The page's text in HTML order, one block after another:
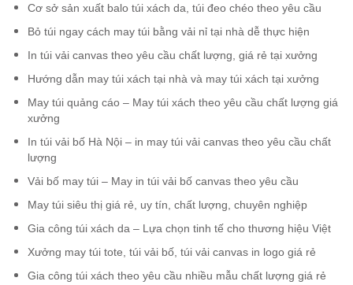
Cơ sở sản xuất balo túi xách da, túi đeo chéo theo yêu cầu
Bỏ túi ngay cách may túi bằng vải nỉ tại nhà dễ thực hiện
In túi vải canvas theo yêu cầu chất lượng, giá rẻ tại xưởng
Hướng dẫn may túi xách tại nhà và may túi xách tại xưởng
May túi quảng cáo – May túi xách theo yêu cầu chất lượng giá
xưởng
In túi vải bố Hà Nội – in may túi vải canvas theo yêu cầu chất
lượng
Vải bố may túi – May in túi vải bố canvas theo yêu cầu
May túi siêu thị giá rẻ, uy tín, chất lượng, chuyên nghiệp
Gia công túi xách da – Lựa chọn tinh tế cho thương hiệu Việt
Xưởng may túi tote, túi vải bố, túi vải canvas in logo giá rẻ
Gia công túi xách theo yêu cầu nhiều mẫu chất lượng giá rẻ